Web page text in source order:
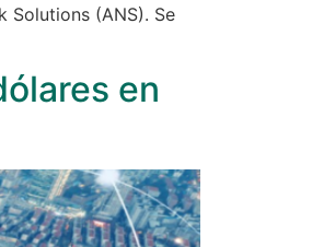
Solutions (ANS). Se
en